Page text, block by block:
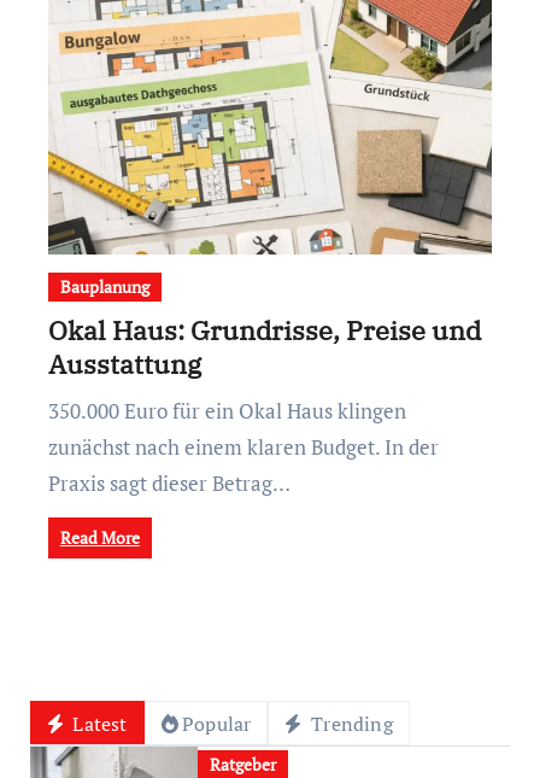
Bauplanung
Okal Haus: Grundrisse, Preise und
Ausstattung
350.000 Euro für ein Okal Haus klingen
zunächst nach einem klaren Budget. In der
Praxis sagt dieser Betrag…
Read More
Latest Popular Trending
Ratgeber